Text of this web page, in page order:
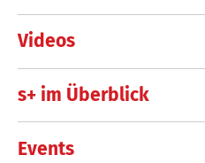
Videos
s+ im Überblick
Events